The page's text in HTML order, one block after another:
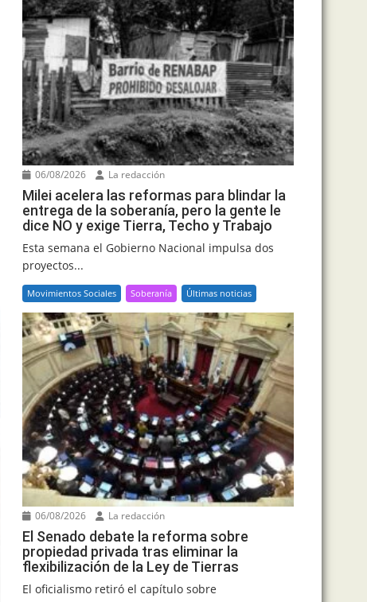
06/08/2026 La redacción
Milei acelera las reformas para blindar la
entrega de la soberanía, pero la gente le
dice NO y exige Tierra, Techo y Trabajo
Esta semana el Gobierno Nacional impulsa dos
proyectos...
Movimientos Sociales Soberanía Últimas noticias
06/08/2026 La redacción
El Senado debate la reforma sobre
propiedad privada tras eliminar la
flexibilización de la Ley de Tierras
El oficialismo retiró el capítulo sobre